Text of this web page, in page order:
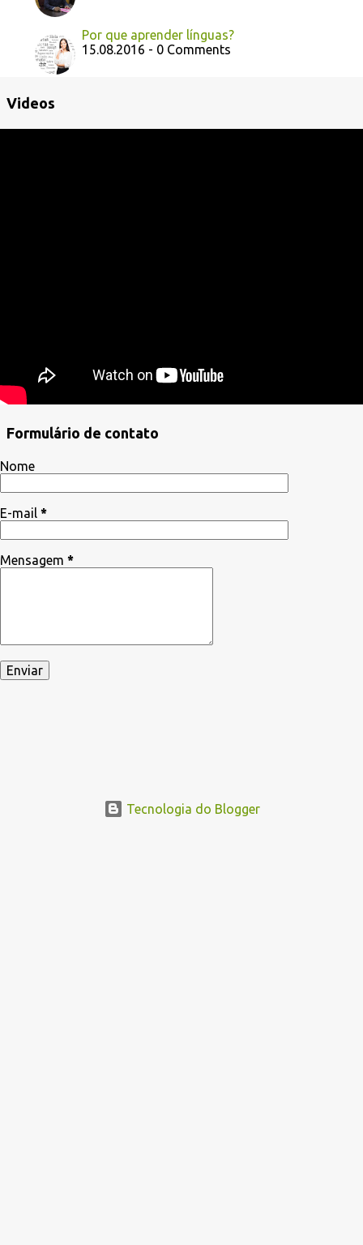
Por que aprender línguas?
15.08.2016 - 0 Comments
Videos
Formulário de contato
Nome
E-mail *
Mensagem *
Tecnologia do Blogger